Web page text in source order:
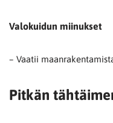
Valokuidun miinukset
– Vaatii
Pitkän